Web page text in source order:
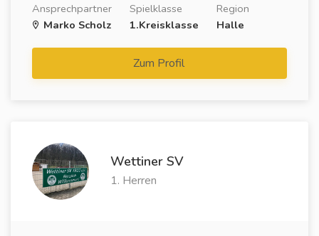
Ansprechpartner
Marko Scholz
Spielklasse
1.Kreisklasse
Region
Halle
Zum Profil
Wettiner SV
1. Herren